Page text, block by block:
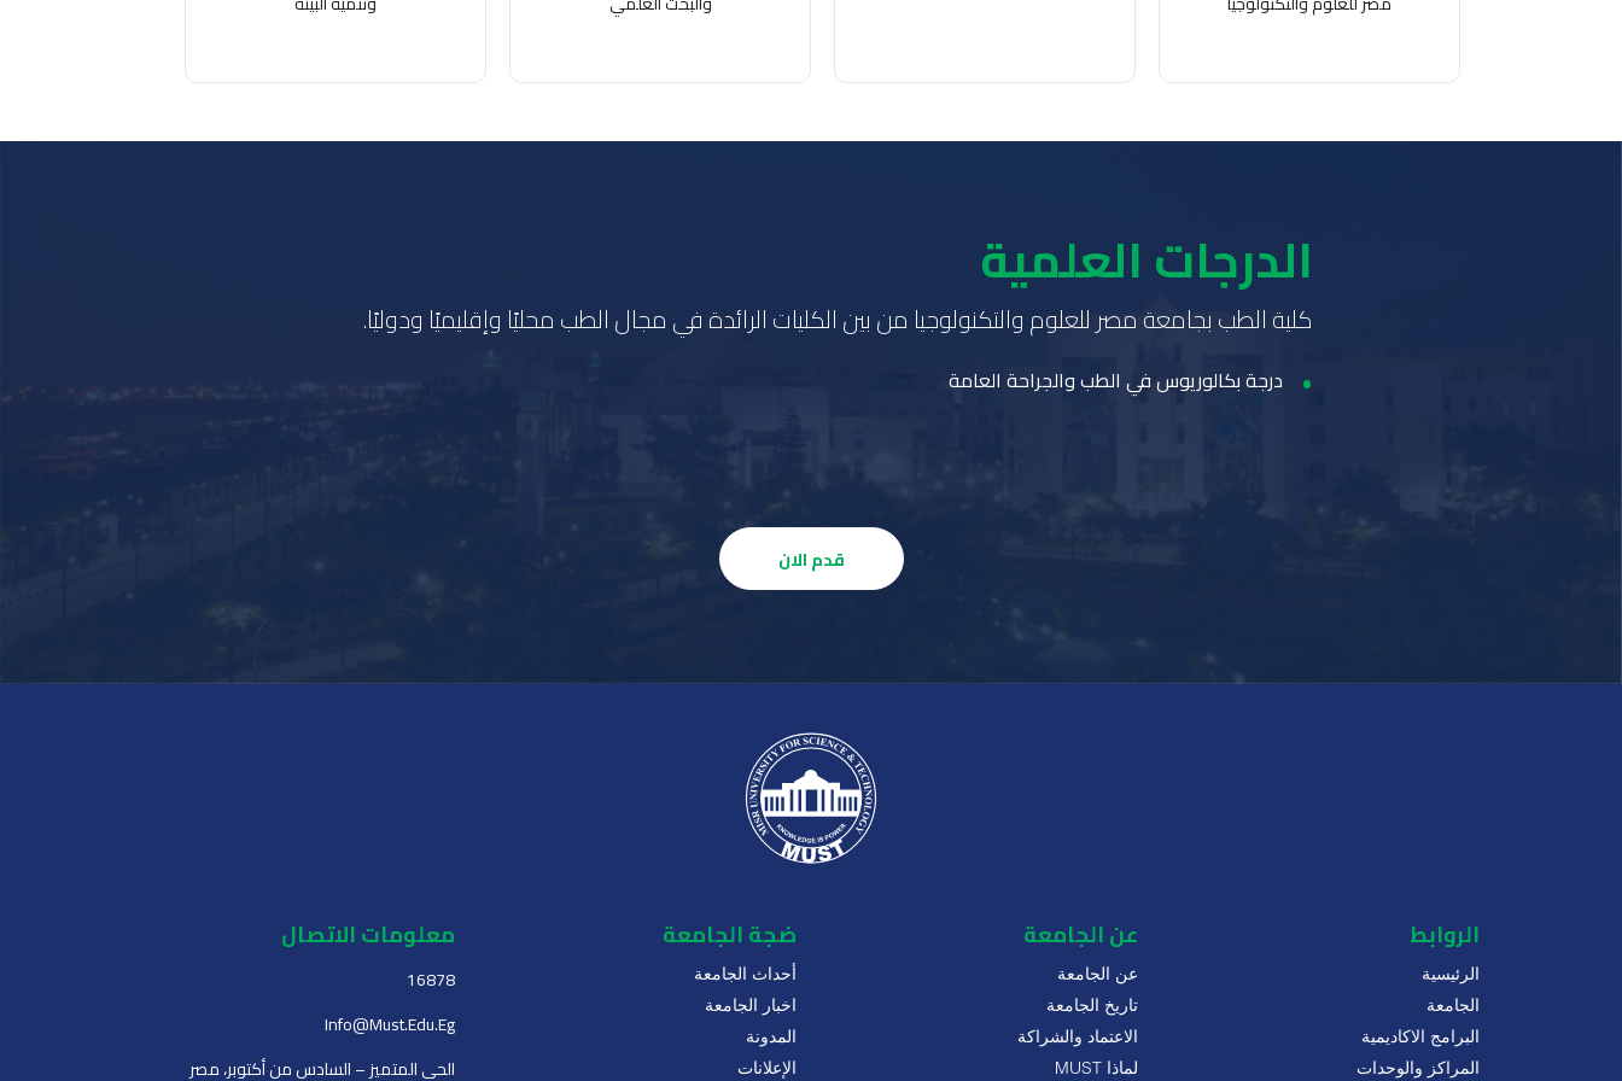
الدرجات العلمية
كلية الطب بجامعة مصر للعلوم والتكنولوجيا من بين الكليات الرائدة في مجال الطب محليًا وإقليميًا ودوليًا.
درجة بكالوريوس في الطب والجراحة العامة
قدم الان
الروابط
الرئيسية
الجامعة
البرامج الاكاديمية
المراكز والوحدات
عن الجامعة
عن الجامعة
تاريخ الجامعة
الاعتماد والشراكة
لماذا MUST
ضجة الجامعة
أحداث الجامعة
اخبار الجامعة
المدونة
الإعلانات
معلومات الاتصال
16878
Info@must.edu.eg
الحي المتميز – السادس من أكتوبر، مصر